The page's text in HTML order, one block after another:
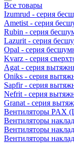
Все товары
Izumrud - серия
Ametist - серия
Rubin - серия
Lazurit - серия
Opal - серия
Kvarz - серия
Agat - серия
Oniks - серия
Sapfir - серия
Nefrit - серия
Granat - серия
Вентиляторы PAX
Вентиляторы
Вентиляторы
Вентиляторы